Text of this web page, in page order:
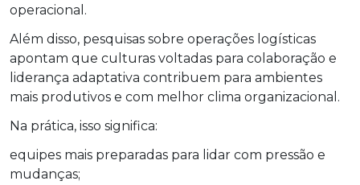
operacional.
Além disso, pesquisas sobre operações logísticas
apontam que culturas voltadas para colaboração e
liderança adaptativa contribuem para ambientes
mais produtivos e com melhor clima organizacional.
Na prática, isso significa:
equipes mais preparadas para lidar com pressão e
mudanças;